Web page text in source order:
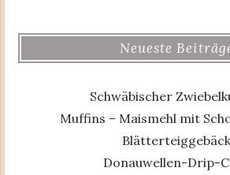
Neueste
Schwäbischer
Muffins – Maismehl mit
Blätterteiggebäck
Donauwellen-Drip-